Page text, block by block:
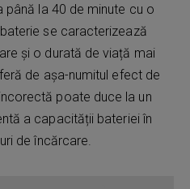
la 40 de minute cu o
se caracterizează
și o durată de viață mai
de așa-numitul efect de
poate duce la un
a capacității bateriei în
de încărcare.